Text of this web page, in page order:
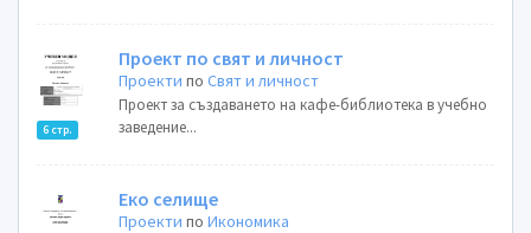
6 стр.
Проект по свят и личност
Проекти поСвят и личност
Проект за създаването на кафе-библиотека в учебно
заведение...
Еко селище
Проекти поИкономика